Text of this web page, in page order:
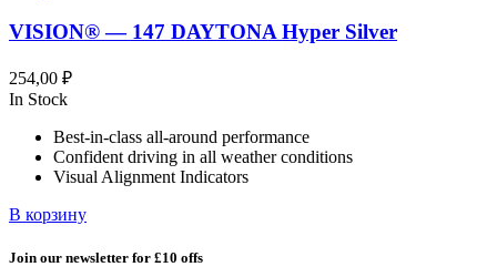
VISION® — 147 DAYTONA Hyper Silver
254,00 ₽
In Stock
Best-in-class all-around performance
Confident driving in all weather conditions
Visual Alignment Indicators
В корзину
Join our newsletter for £10 offs